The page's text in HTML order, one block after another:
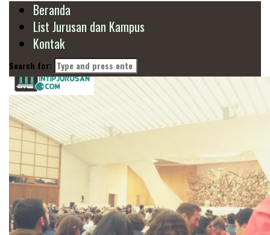
Beranda
List Jurusan dan Kampus
Kontak
Search for: